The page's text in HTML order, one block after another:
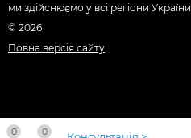
ми здійснюємо у всі регіони України.
© 2026
Повна версія сайту
0 0